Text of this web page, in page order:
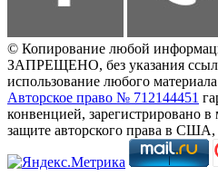
© Копирование любой
ЗАПРЕЩЕНО, без указания
использование любого материала
Авторское право № 712144451
конвенцией, зарегистрировано
защите авторского права в